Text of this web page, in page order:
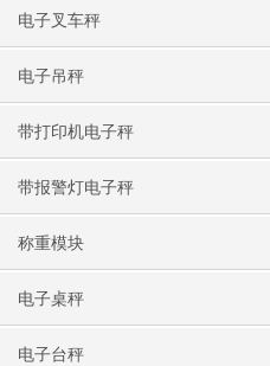
电子叉车秤
电子吊秤
带打印机电子秤
带报警灯电子秤
称重模块
电子桌秤
电子台秤